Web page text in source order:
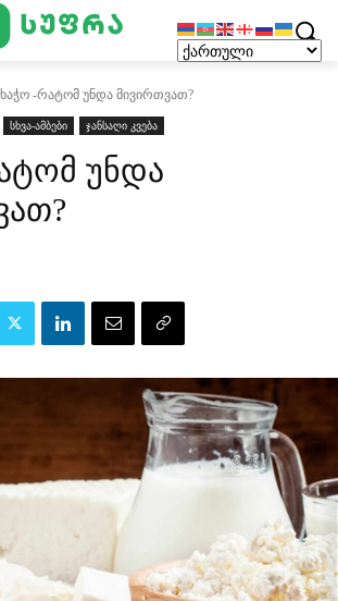
ხაჭო -რატომ უნდა მივირთვათ?
სხვა-ამბები ჯანსაღი კვება
უნდა